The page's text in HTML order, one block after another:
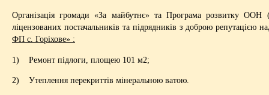
Організація громади «За майбутнє» та Програма розвитку
ліцензованих постачальників та підрядників з доброю репутацією
ФП с. Горіхове» :
1) Ремонт підлоги, площею 101 м2;
2) Утеплення перекриттів мінеральною ватою.